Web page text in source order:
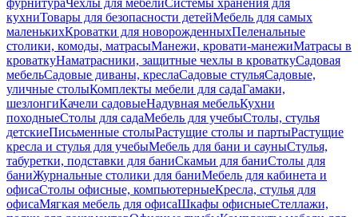
фурнитураЧехлы для мебелиСистемы хранения для
кухниТовары для безопасности детейМебель для самых
маленькихКроватки для новорожденныхПеленальные
столики, комоды, матрасыМанежи, кровати-манежиМатрасы в
кроваткуНаматрасники, защитные чехлы в кроваткуСадовая
мебельСадовые диваны, креслаСадовые стульяСадовые,
уличные столыКомплекты мебели для садаГамаки,
шезлонгиКачели садовыеНадувная мебельКухни
походныеСтолы для садаМебель для учебыСтолы, стулья
детскиеПисьменные столыРастущие столы и партыРастущие
кресла и стулья для учебыМебель для бани и сауныСтулья,
табуретки, подставки для баниСкамьи для баниСтолы для
баниЖурнальные столики для баниМебель для кабинета и
офисаСтолы офисные, компьютерныеКресла, стулья для
офисаМягкая мебель для офисаШкафы офисныеСтеллажи,